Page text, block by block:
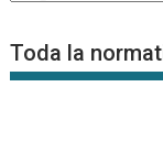
Noticias
Toda la